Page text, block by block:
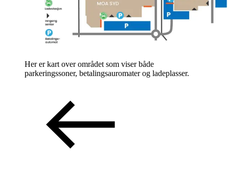
Her er kart over området som viser både
parkeringssoner, betalingsauromater og ladeplasser.